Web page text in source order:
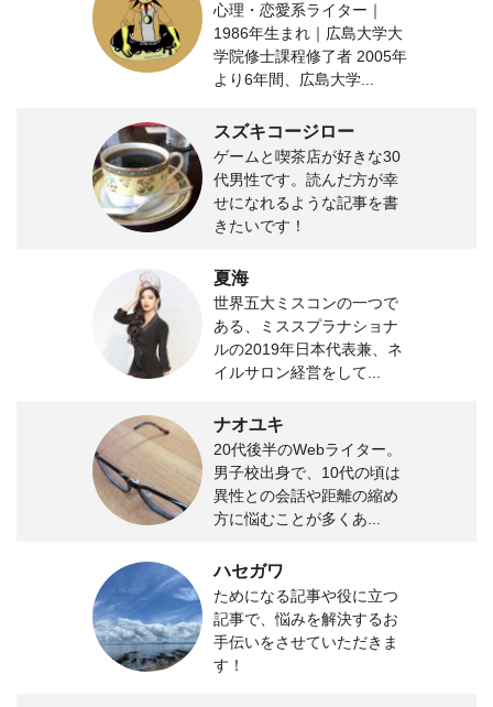
心理・恋愛系ライター｜
1986年生まれ｜広島大学大
学院修士課程修了者 2005年
より6年間、広島大学...
スズキコージロー
ゲームと喫茶店が好きな30
代男性です。読んだ方が幸
せになれるような記事を書
きたいです！
夏海
世界五大ミスコンの一つで
ある、ミススプラナショナ
ルの2019年日本代表兼、ネ
イルサロン経営をして...
ナオユキ
20代後半のWebライター。
男子校出身で、10代の頃は
異性との会話や距離の縮め
方に悩むことが多くあ...
ハセガワ
ためになる記事や役に立つ
記事で、悩みを解決するお
手伝いをさせていただきま
す！